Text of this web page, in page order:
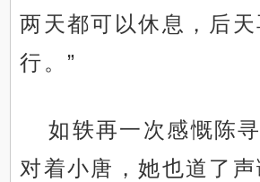
两天都可以休息，后
行。”
如轶再一次感慨陈
对着小唐，她也道了声